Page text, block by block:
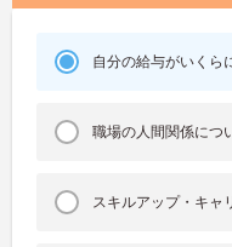
自分の給与がいくら
職場の人間関係につ
スキルアップ・キャ